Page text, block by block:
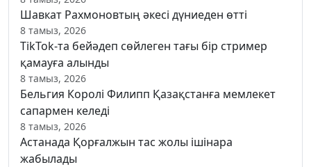
Шавкат Рахмоновтың әкесі дүниеден өтті
8 тамыз, 2026
TikTok-та бейәдеп сөйлеген тағы бір стример
қамауға алынды
8 тамыз, 2026
Бельгия Королі Филипп Қазақстанға мемлекет
сапармен келеді
8 тамыз, 2026
Астанада Қорғалжын тас жолы ішінара
жабылады